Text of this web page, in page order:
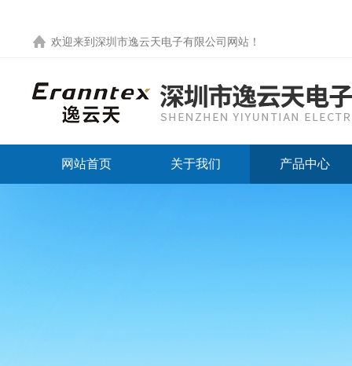
欢迎来到 深圳市逸云天电子有限公司网站 ！
网站首页 关于我们 产品中心